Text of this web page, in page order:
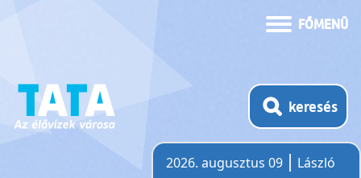
FŐMENÜ
keresés
2026. augusztus 09
László